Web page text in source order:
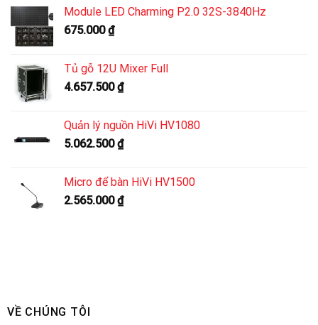
Module LED Charming P2.0 32S-3840Hz
675.000₫
Tủ gỗ 12U Mixer Full
4.657.500₫
Quản lý nguồn HiVi HV1080
5.062.500₫
Micro để bàn HiVi HV1500
2.565.000₫
VỀ CHÚNG TÔI